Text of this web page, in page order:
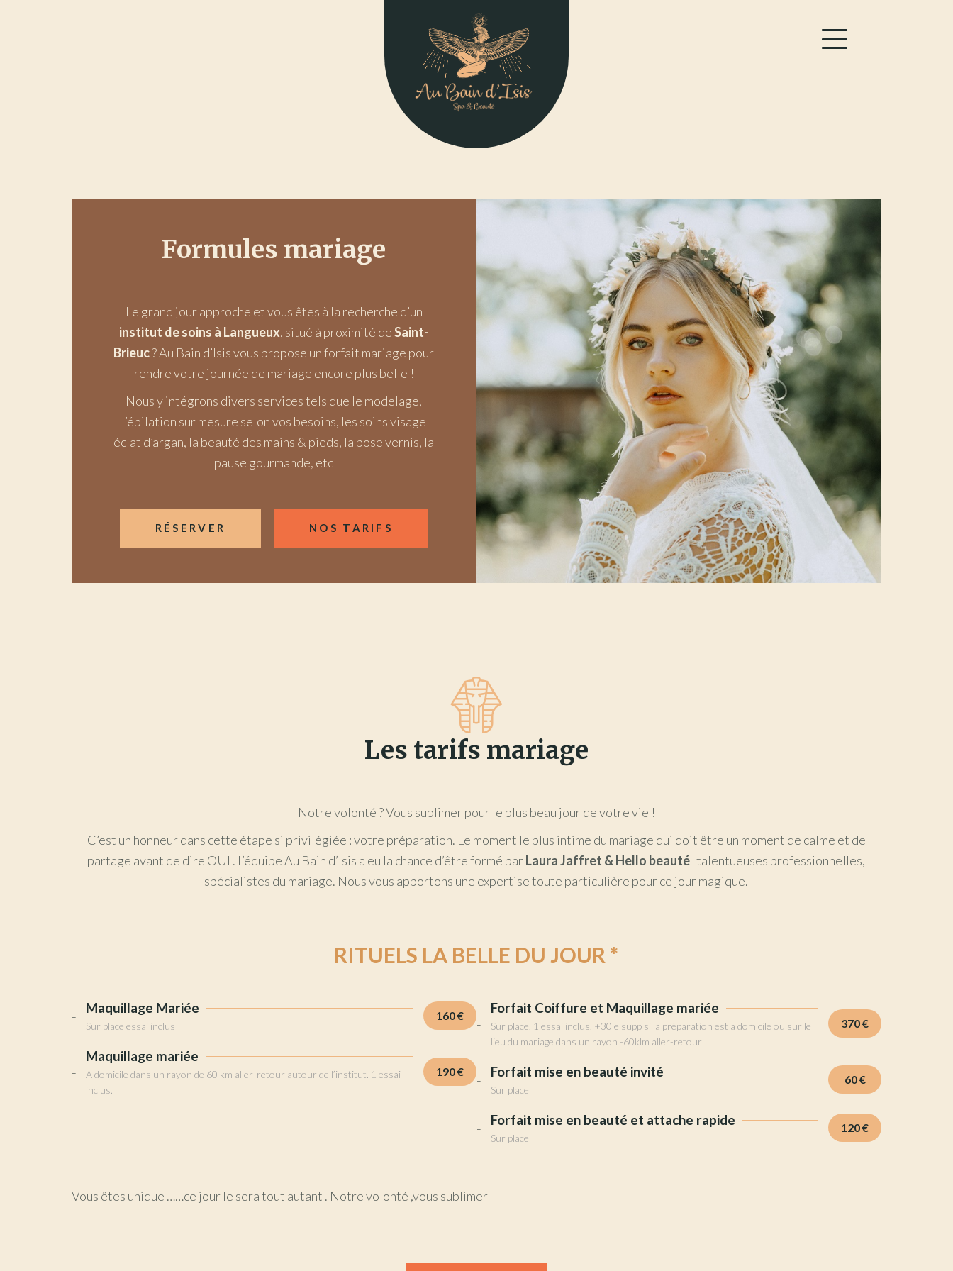
Formules mariage
Le grand jour approche et vous êtes à la recherche d’un
institut de soins à Langueux, situé à proximité deSaint-
Brieuc? Au Bain d’Isis vous propose un forfait mariage pour
rendre votre journée de mariage encore plus belle !
Nous y intégrons divers services tels que le modelage,
l’épilation sur mesure selon vos besoins, les soins visage
éclat d’argan, la beauté des mains & pieds, la pose vernis, la
pause gourmande, etc
RÉSERVER NOS TARIFS
Les tarifs mariage
Notre volonté ? Vous sublimer pour le plus beau jour de votre vie !
C’est un honneur dans cette étape si privilégiée : votre préparation. Le moment le plus intime du mariage qui doit être un moment de calme et de
partage avant de dire OUI . L’équipe Au Bain d’Isis a eu la chance d’être formé parLaura Jaffret & Hello beauté talentueuses professionnelles,
spécialistes du mariage. Nous vous apportons une expertise toute particulière pour ce jour magique.
RITUELS LA BELLE DU JOUR *
Maquillage Mariée
Sur place essai inclus
160 €
Maquillage mariée
A domicile dans un rayon de 60 km aller-retour autour de l’institut. 1 essai
inclus.
190 €
Forfait Coiffure et Maquillage mariée
Sur place. 1 essai inclus. +30 e supp si la préparation est a domicile ou sur le
lieu du mariage dans un rayon -60klm aller-retour
370 €
Forfait mise en beauté invité
Sur place
60 €
Forfait mise en beauté et attache rapide
Sur place
120 €
Vous êtes unique ……ce jour le sera tout autant . Notre volonté ,vous sublimer